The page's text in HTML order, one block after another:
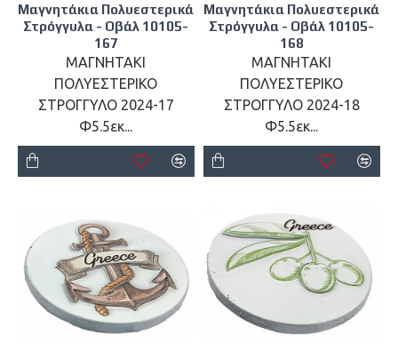
Μαγνητάκια Πολυεστερικά
Στρόγγυλα - Οβάλ 10105-
167
ΜΑΓΝΗΤΑΚΙ
ΠΟΛΥΕΣΤΕΡΙΚΟ
ΣΤΡΟΓΓΥΛΟ 2024-17
Φ5.5εκ...
Μαγνητάκια Πολυεστερικά
Στρόγγυλα - Οβάλ 10105-
168
ΜΑΓΝΗΤΑΚΙ
ΠΟΛΥΕΣΤΕΡΙΚΟ
ΣΤΡΟΓΓΥΛΟ 2024-18
Φ5.5εκ...